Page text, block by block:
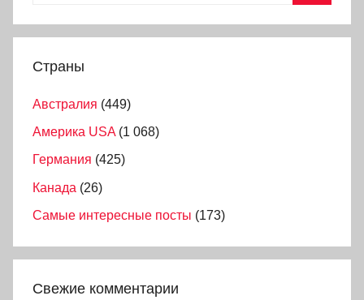
Страны
Австралия (449)
Америка USA(1 068)
Германия (425)
Канада (26)
Самые интересные посты (173)
Свежие комментарии